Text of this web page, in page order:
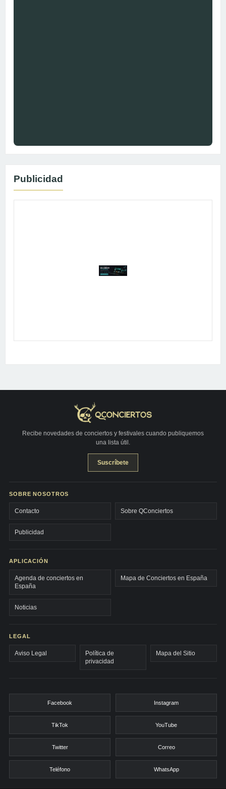
Publicidad
Publicidad
Recibe novedades de conciertos y festivales cuando publiquemos
una lista útil.
Suscríbete
SOBRE NOSOTROS
Contacto Sobre QConciertos
Publicidad
APLICACIÓN
Agenda de conciertos en
España
Mapa de Conciertos en España
Noticias
LEGAL
Aviso Legal
Política de
privacidad
Mapa del Sitio
Facebook Instagram
TikTok YouTube
Twitter Correo
Teléfono WhatsApp